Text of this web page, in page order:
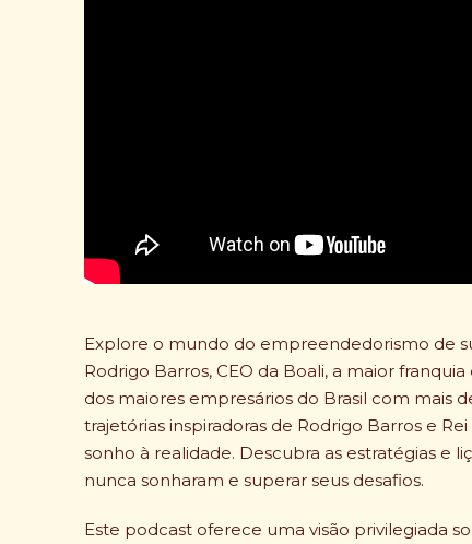
Explore o mundo do empreendedorismo de
Rodrigo Barros, CEO da Boali, a maior
dos maiores empresários do Brasil com mais
trajetórias inspiradoras de Rodrigo Barros e
sonho à realidade. Descubra as estratégias e
nunca sonharam ​​e superar seus desafios.
Este podcast oferece uma visão privilegiada